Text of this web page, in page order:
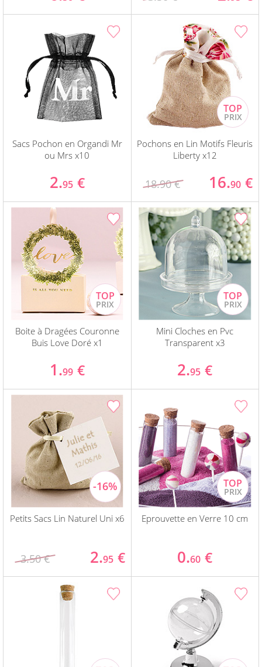
Sacs Pochon en Organdi Mr
ou Mrs x10
2.95 €
Pochons en Lin Motifs Fleuris
Liberty x12
18.90 € 16.90 €
Boite à Dragées Couronne
Buis Love Doré x1
1.99 €
Mini Cloches en Pvc
Transparent x3
2.95 €
Petits Sacs Lin Naturel Uni x6
3.50 € 2.95 €
Eprouvette en Verre 10 cm
0.60 €